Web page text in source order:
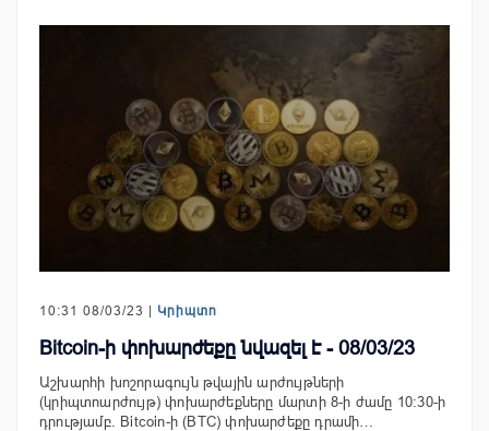
10:31 08/03/23 | Կրիպտո
Bitcoin-ի փոխարժեքը նվազել է - 08/03/23
Աշխարհի խոշորագույն թվային արժույթների
(կրիպտոարժույթ) փոխարժեքները մարտի 8-ի ժամը 10:30-ի
դրությամբ. Bitcoin-ի (BTC) փոխարժեքը դրամի…